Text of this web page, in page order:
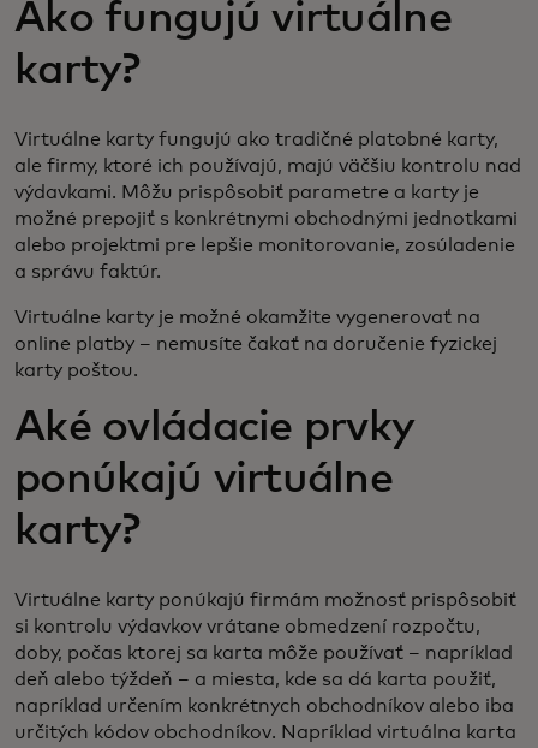
Ako fungujú virtuálne
karty?
Virtuálne karty fungujú ako tradičné platobné karty,
ale firmy, ktoré ich používajú, majú väčšiu kontrolu nad
výdavkami. Môžu prispôsobiť parametre a karty je
možné prepojiť s konkrétnymi obchodnými jednotkami
alebo projektmi pre lepšie monitorovanie, zosúladenie
a správu faktúr.
Virtuálne karty je možné okamžite vygenerovať na
online platby – nemusíte čakať na doručenie fyzickej
karty poštou.
Aké ovládacie prvky
ponúkajú virtuálne
karty?
Virtuálne karty ponúkajú firmám možnosť prispôsobiť
si kontrolu výdavkov vrátane obmedzení rozpočtu,
doby, počas ktorej sa karta môže používať – napríklad
deň alebo týždeň – a miesta, kde sa dá karta použiť,
napríklad určením konkrétnych obchodníkov alebo iba
určitých kódov obchodníkov. Napríklad virtuálna karta